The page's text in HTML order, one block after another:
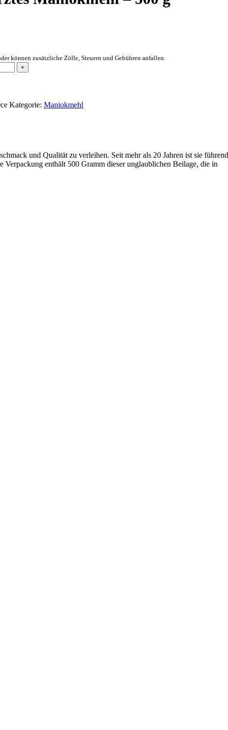
können zusätzliche Zölle, Steuern und Gebühren anfallen.
Kategorie: Maniokmehl
und Qualität zu verleihen. Seit mehr als 20 Jahren ist sie
enthält 500 Gramm dieser unglaublichen Beilage, die in